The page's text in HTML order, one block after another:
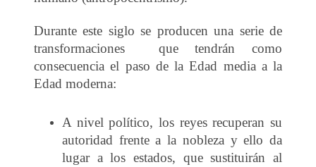
Durante este siglo se producen una serie de
transformaciones que tendrán como
consecuencia el paso de la Edad media a la
Edad moderna:
A nivel político, los reyes recuperan su
autoridad frente a la nobleza y ello da
lugar a los estados, que sustituirán al